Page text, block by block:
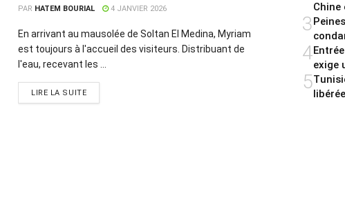
PAR HATEM BOURIAL 4 JANVIER 2026
En arrivant au mausolée de Soltan El Medina, Myriam
est toujours à l'accueil des visiteurs. Distribuant de
l'eau, recevant les ...
LIRE LA SUITE
Chine
3
4
exige
5
libérée